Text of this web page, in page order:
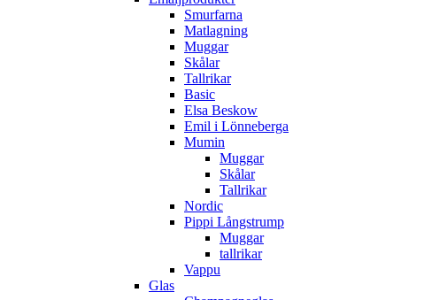
Smurfarna
Matlagning
Muggar
Skålar
Tallrikar
Basic
Elsa Beskow
Emil i Lönneberga
Mumin
Muggar
Skålar
Tallrikar
Nordic
Pippi Långstrump
Muggar
tallrikar
Vappu
Glas